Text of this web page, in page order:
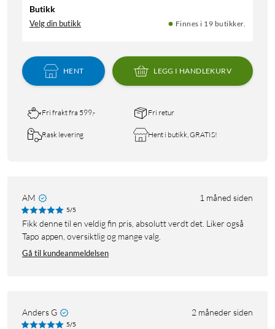
Butikk
Velg din butikk Finnes i 19 butikker.
HENT LEGG I HANDLEKURV
Fri frakt fra 599,- Fri retur
Rask levering Hent i butikk, GRATIS!
AM 1 måned siden
5/5
Fikk denne til en veldig fin pris, absolutt verdt det. Liker også
Tapo appen, oversiktlig og mange valg.
Gå til kundeanmeldelsen
Anders G 2 måneder siden
5/5